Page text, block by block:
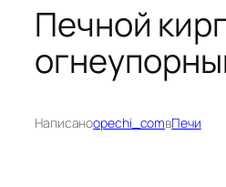
Печной
Написаноopechi_comвПечи